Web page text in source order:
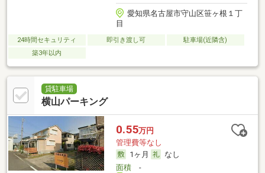
愛知県名古屋市守山区笹ヶ根１丁
目
24時間セキュリティ 即引き渡し可
駐車場(近隣含)
築3年以内
貸駐車場
横山パーキング
0.55万円
管理費等なし
1ヶ月
なし
面積-